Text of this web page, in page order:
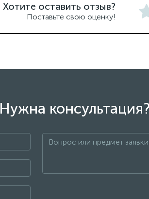
Хотите оставить отзыв?
Поставьте свою оценку!
Нужна